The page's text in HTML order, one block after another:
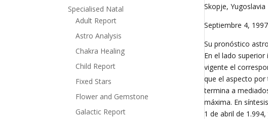
Skopje, Yugoslavia
Septiembre 4,
Su pronóstico
En el lado
vigente el
que el aspecto
termina a
máxima. En
1 de abril de
Specialised Natal
Adult Report
Astro Analysis
Chakra Healing
Child Report
Fixed Stars
Flower and Gemstone
Galactic Report